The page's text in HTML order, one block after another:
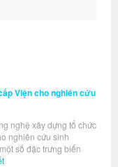
Viện cho nghiên cứu
nghệ xây dựng tổ chức
nghiên cứu sinh
số đặc trưng biến